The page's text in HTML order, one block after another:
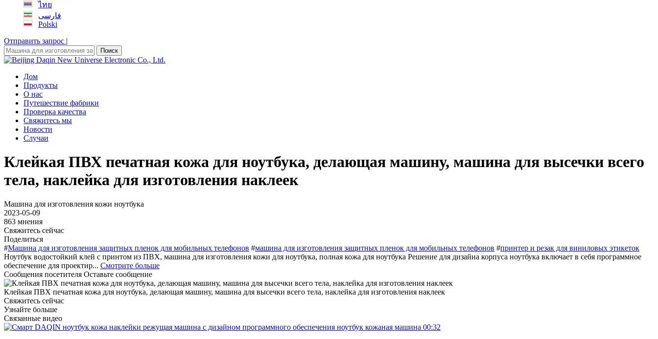
ไทย
فارسی
Polski
Отправить запрос |
Поиск
Дом
Продукты
О нас
Путешествие фабрики
Проверка качества
Свяжитесь мы
Новости
Случаи
Клейкая ПВХ печатная кожа для ноутбука, делающая машину, машина для высечки всего
тела, наклейка для изготовления наклеек
Машина для изготовления кожи ноутбука
2023-05-09
863 мнения
Свяжитесь сейчас
Поделиться
#Машина для изготовления защитных пленок для мобильных телефонов #машина для изготовления защитных пленок для мобильных телефонов #принтер и резак для виниловых этикеток
Ноутбук водостойкий клей с принтом из ПВХ, машина для изготовления кожи для ноутбука, полная кожа для ноутбука Решение для дизайна корпуса ноутбука включает в себя программное
обеспечение для проектир... Смотрите больше
Сообщения посетителя Оставьте сообщение
Клейкая ПВХ печатная кожа для ноутбука, делающая машину, машина для высечки всего тела, наклейка для изготовления наклеек
Свяжитесь сейчас
Узнайте больше
Связанные видео
00:32